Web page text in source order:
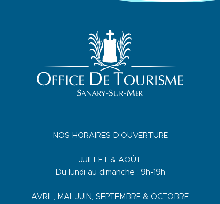
NOS HORAIRES D’OUVERTURE
JUILLET & AOÛT
Du lundi au dimanche : 9h-19h
AVRIL, MAI, JUIN, SEPTEMBRE & OCTOBRE